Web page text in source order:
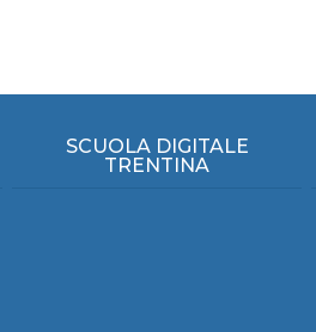
SCUOLA DIGITALE
TRENTINA